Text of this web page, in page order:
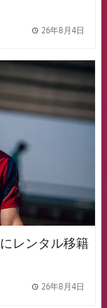
26年8月4日
badge
レンタル移籍
26年8月4日